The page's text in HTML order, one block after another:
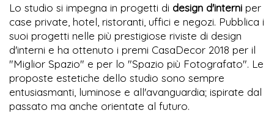
Lo studio si impegna in progetti di design d'interni per
case private, hotel, ristoranti, uffici e negozi. Pubblica i
suoi progetti nelle più prestigiose riviste di design
d'interni e ha ottenuto i premi CasaDecor 2018 per il
"Miglior Spazio" e per lo "Spazio più Fotografato". Le
proposte estetiche dello studio sono sempre
entusiasmanti, luminose e all'avanguardia; ispirate dal
passato ma anche orientate al futuro.